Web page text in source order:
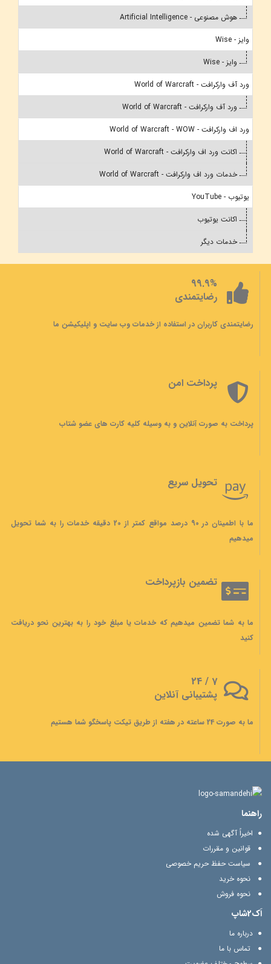
هوش مصنوعی - Artificial Intelligence
وایز - Wise
وایز - Wise
ورد آف وارکرافت - World of Warcraft
ورد آف وارکرافت - World of Warcraft
ورد اف وارکرافت - World of Warcraft - WOW
اکانت ورد اف وارکرافت - World of Warcraft
خدمات ورد اف وارکرافت - World of Warcraft
یوتیوب - YouTube
اکانت یوتیوب
خدمات دیگر
99.9%
رضایتمندی
رضایتمندی کاربران در استفاده از خدمات وب سایت و اپلیکیشن ما
پرداخت امن
پرداخت به صورت آنلاین و به وسیله کلیه کارت های عضو شتاب
تحویل سریع
ما با اطمینان در 90 درصد مواقع کمتر از 20 دقیقه خدمات را به شما تحویل
میدهیم
تضمین بازپرداخت
ما به شما تضمین میدهیم که خدمات یا مبلغ خود را به بهترین نحو دریافت
کنید
7 / 24
پشتیبانی آنلاین
ما به صورت 24 ساعته در هفته از طریق تیکت پاسخگو شما هستیم
راهنما
اخیراً آگهی شده
قوانین و مقررات
سیاست حفظ حریم خصوصی
نحوه خرید
نحوه فروش
اَک2شاپ
درباره ما
تماس با ما